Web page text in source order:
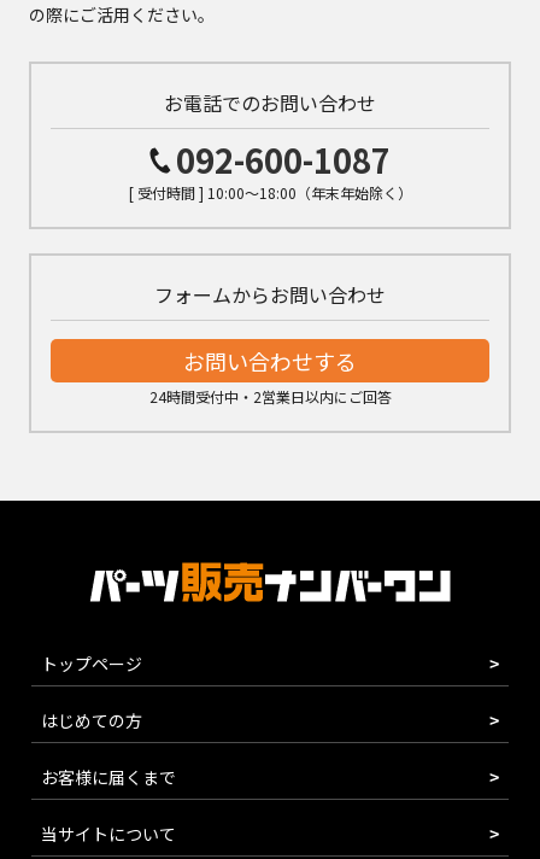
の際にご活用ください。
お電話でのお問い合わせ
092-600-1087
[ 受付時間 ] 10:00～18:00（年末年始除く）
フォームからお問い合わせ
お問い合わせする
24時間受付中・2営業日以内にご回答
トップページ
はじめての方
お客様に届くまで
当サイトについて